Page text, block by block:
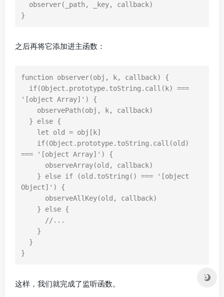
observer( _path, _key, callback)
}
之后再将它添加进主函数：
function observer(obj , k, callback)
{
if(Object . prototype. toString . call ( k)
===
'[object Array]' )
{
observePath(obj , k, callback)
}
else {
let
old = obj [ k]
if(Object . prototype. toString . call (old )
===
'[object Array]' )
{
observeArray(old , callback)
}
else if (old . toString () ===
'[object
Object]' )
{
observeAllKey(old , callback)
}
else {
//...
}
}
}
这样，我们就完成了监听函数。